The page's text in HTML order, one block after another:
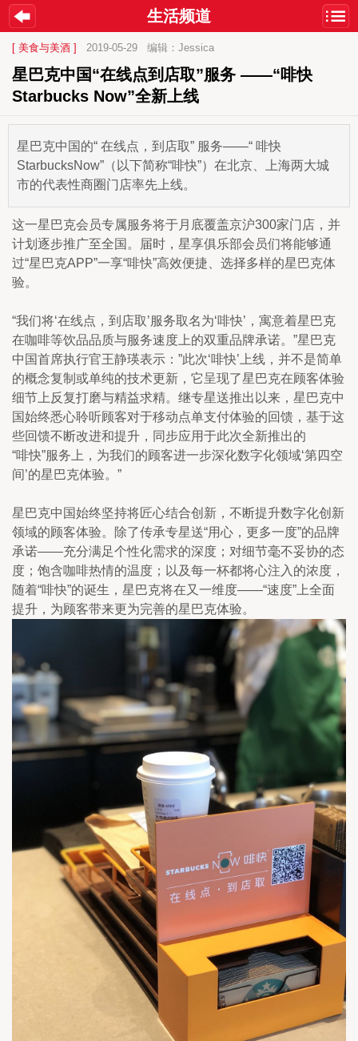
生活频道
[ 美食与美酒 ] 2019-05-29 编辑：Jessica
星巴克中国“在线点到店取”服务 ——“啡快
Starbucks Now”全新上线
星巴克中国的“ 在线点，到店取” 服务——“ 啡快
StarbucksNow”（以下简称“啡快”）在北京、上海两大城
市的代表性商圈门店率先上线。
这一星巴克会员专属服务将于月底覆盖京沪300家门店，并
计划逐步推广至全国。届时，星享俱乐部会员们将能够通
过“星巴克APP”一享“啡快”高效便捷、选择多样的星巴克体
验。
“我们将‘在线点，到店取’服务取名为‘啡快’，寓意着星巴克
在咖啡等饮品品质与服务速度上的双重品牌承诺。”星巴克
中国首席执行官王静瑛表示：”此次‘啡快’上线，并不是简单
的概念复制或单纯的技术更新，它呈现了星巴克在顾客体验
细节上反复打磨与精益求精。继专星送推出以来，星巴克中
国始终悉心聆听顾客对于移动点单支付体验的回馈，基于这
些回馈不断改进和提升，同步应用于此次全新推出的
“啡快”服务上，为我们的顾客进一步深化数字化领域‘第四空
间’的星巴克体验。”
星巴克中国始终坚持将匠心结合创新，不断提升数字化创新
领域的顾客体验。除了传承专星送“用心，更多一度”的品牌
承诺——充分满足个性化需求的深度；对细节毫不妥协的态
度；饱含咖啡热情的温度；以及每一杯都将心注入的浓度，
随着“啡快”的诞生，星巴克将在又一维度——“速度”上全面
提升，为顾客带来更为完善的星巴克体验。